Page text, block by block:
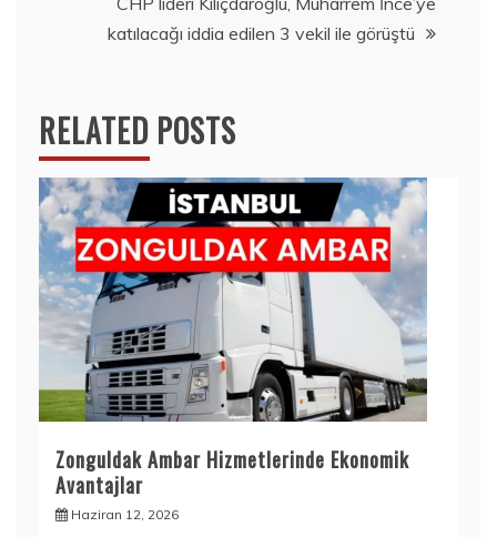
katılacağı iddia edilen 3 vekil ile görüştü
RELATED POSTS
Zonguldak Ambar Hizmetlerinde Ekonomik
Avantajlar
Haziran 12, 2026